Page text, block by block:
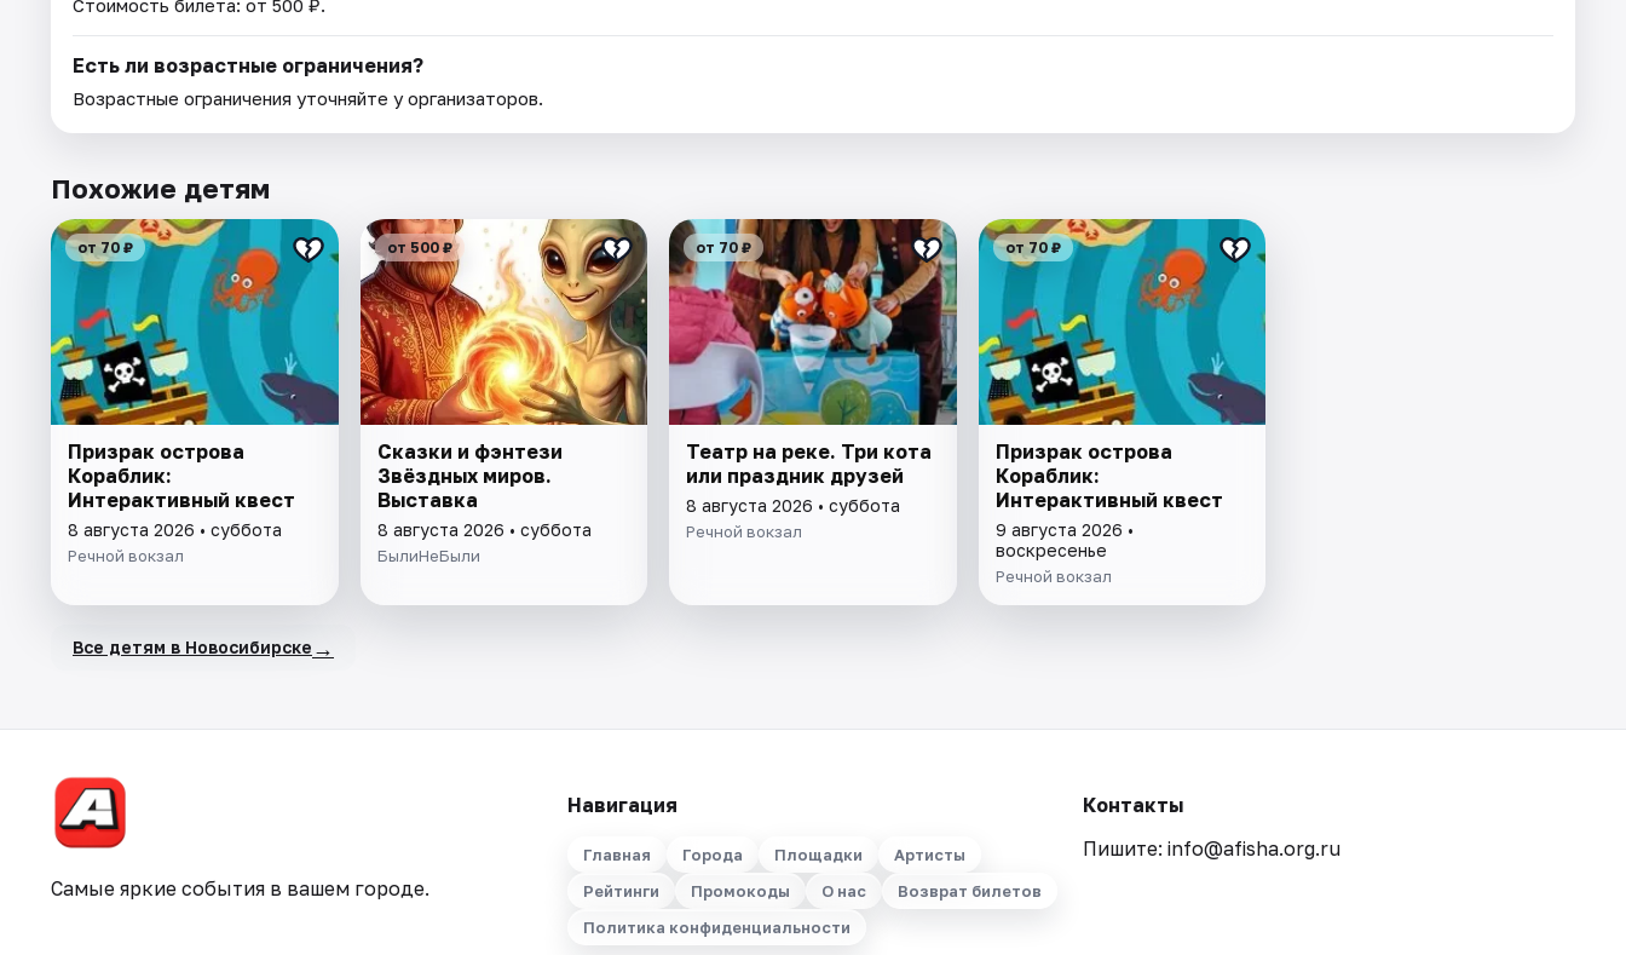
Стоимость билета: от 500 ₽.
Есть ли возрастные ограничения?
Возрастные ограничения уточняйте у организаторов.
Похожие детям
от 70 ₽
Призрак острова
Кораблик:
Интерактивный квест
8 августа 2026 • суббота
Речной вокзал
от 500 ₽
Сказки и фэнтези
Звёздных миров.
Выставка
8 августа 2026 • суббота
БылиНеБыли
от 70 ₽
Театр на реке. Три кота
или праздник друзей
8 августа 2026 • суббота
Речной вокзал
от 70 ₽
Призрак острова
Кораблик:
Интерактивный квест
9 августа 2026 •
воскресенье
Речной вокзал
Все детям в Новосибирске →
Самые яркие события в вашем городе.
Навигация
Главная Города Площадки
Артисты
Рейтинги
Промокоды О нас
Возврат билетов
Политика конфиденциальности
Контакты
Пишите: info@afisha.org.ru